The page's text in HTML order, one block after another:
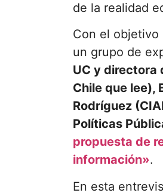
de la realidad
Con el objetivo
un grupo de
UC y directora
Chile que lee),
Rodríguez
Políticas
propuesta de
información».
En esta